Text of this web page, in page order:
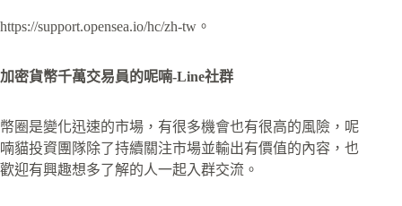
https://support.opensea.io/hc/zh-tw。
加密貨幣千萬交易員的呢喃-Line社群
幣圈是變化迅速的市場，有很多機會也有很高的風險，呢
喃貓投資團隊除了持續關注市場並輸出有價值的內容，也
歡迎有興趣想多了解的人一起入群交流。